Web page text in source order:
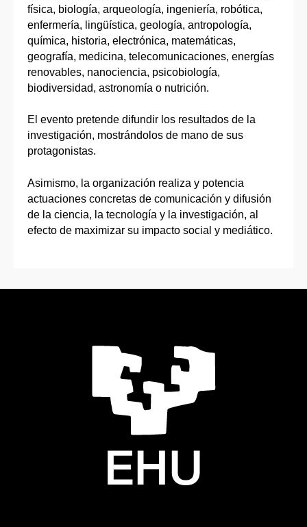
física, biología, arqueología, ingeniería, robótica,
enfermería, lingüística, geología, antropología,
química, historia, electrónica, matemáticas,
geografía, medicina, telecomunicaciones, energías
renovables, nanociencia, psicobiología,
biodiversidad, astronomía o nutrición.
El evento pretende difundir los resultados de la
investigación, mostrándolos de mano de sus
protagonistas.
Asimismo, la organización realiza y potencia
actuaciones concretas de comunicación y difusión
de la ciencia, la tecnología y la investigación, al
efecto de maximizar su impacto social y mediático.